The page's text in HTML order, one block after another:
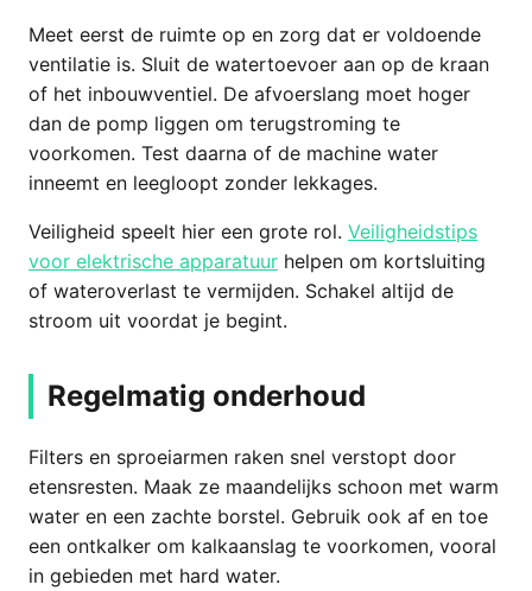
Meet eerst de ruimte op en zorg dat er voldoende
ventilatie is. Sluit de watertoevoer aan op de kraan
of het inbouwventiel. De afvoerslang moet hoger
dan de pomp liggen om terugstroming te
voorkomen. Test daarna of de machine water
inneemt en leegloopt zonder lekkages.
Veiligheid speelt hier een grote rol. Veiligheidstips
voor elektrische apparatuur helpen om kortsluiting
of wateroverlast te vermijden. Schakel altijd de
stroom uit voordat je begint.
Regelmatig onderhoud
Filters en sproeiarmen raken snel verstopt door
etensresten. Maak ze maandelijks schoon met warm
water en een zachte borstel. Gebruik ook af en toe
een ontkalker om kalkaanslag te voorkomen, vooral
in gebieden met hard water.